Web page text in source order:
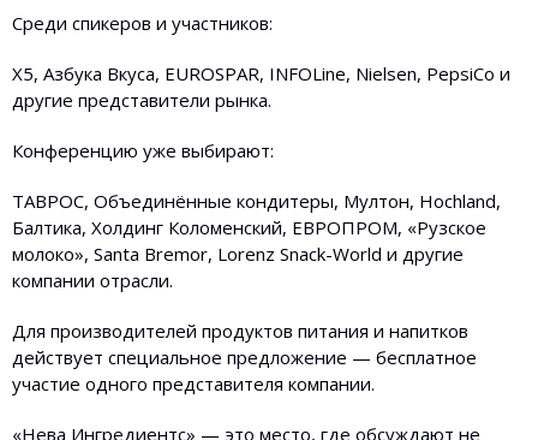
Среди спикеров и участников:
Х5, Азбука Вкуса, EUROSPAR, INFOLine, Nielsen, PepsiCo и
другие представители рынка.
Конференцию уже выбирают:
ТАВРОС, Объединённые кондитеры, Мултон, Hochland,
Балтика, Холдинг Коломенский, ЕВРОПРОМ, «Рузское
молоко», Santa Bremor, Lorenz Snack-World и другие
компании отрасли.
Для производителей продуктов питания и напитков
действует специальное предложение — бесплатное
участие одного представителя компании.
«Нева Ингредиентс» — это место, где обсуждают не